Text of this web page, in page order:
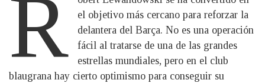
R
el objetivo más cercano para reforzar la
delantera del Barça. No es una operación
fácil al tratarse de una de las grandes
estrellas mundiales, pero en el club
blaugrana hay cierto optimismo para conseguir su